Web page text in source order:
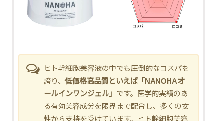
ヒト幹細胞美容液の中でも圧倒的なコスパを
誇り、低価格高品質といえば「NANOHAオ
ールインワンジェル」 です。医学的実績のあ
る有効美容成分を限界まで配合し、多くの女
性から支持を受けています。ヒト幹細胞美容